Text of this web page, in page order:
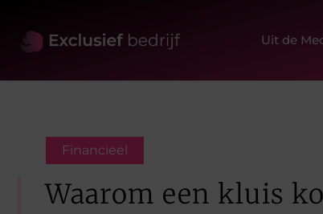
Uit de
Financieel
Waarom een kluis